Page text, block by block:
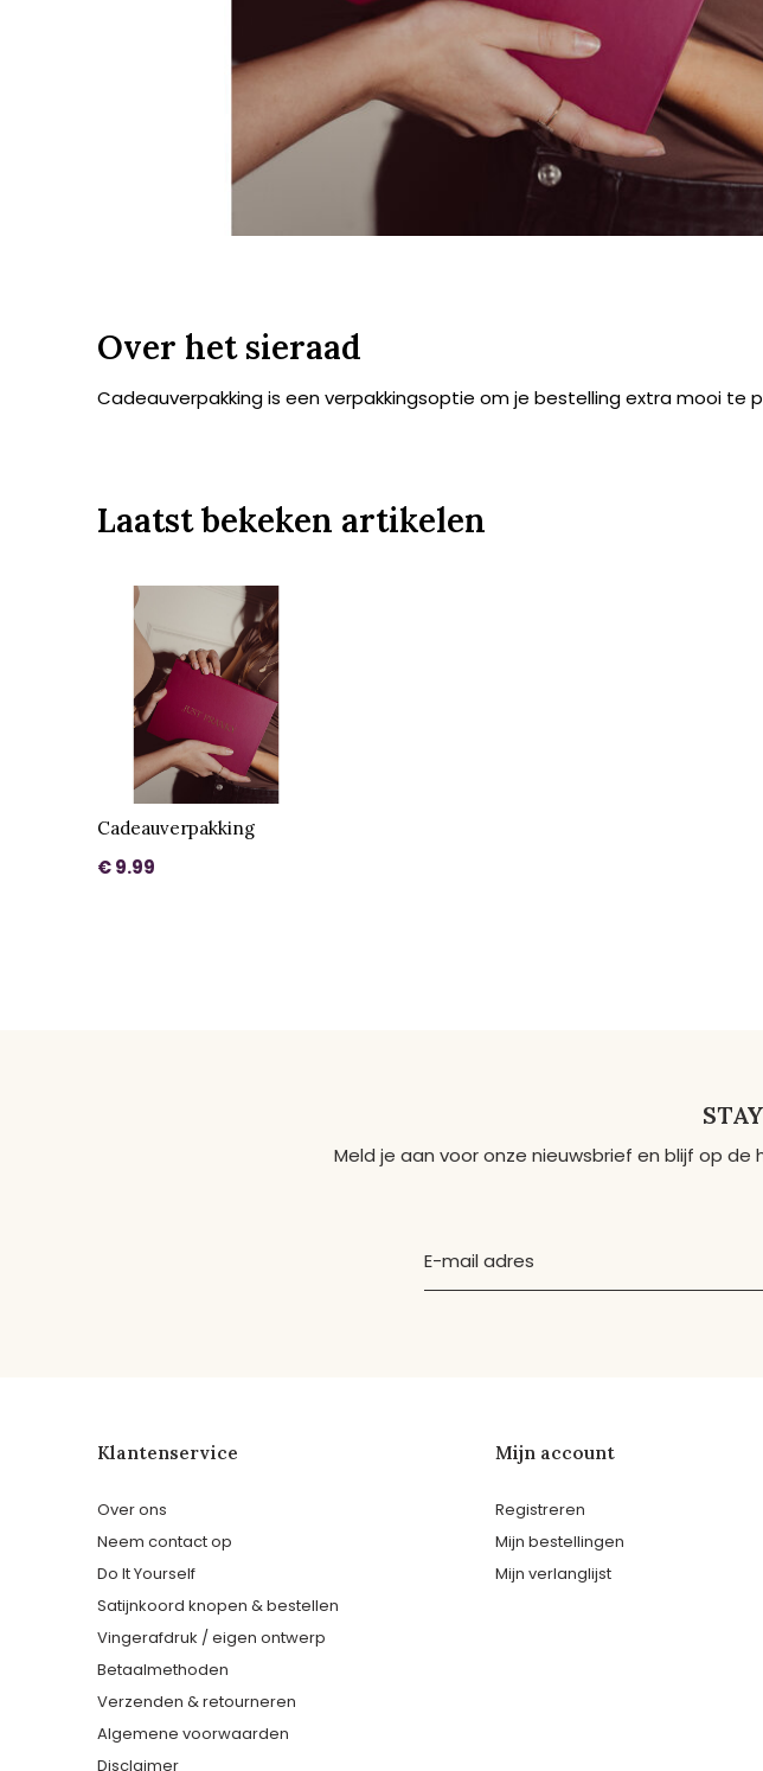
Over het sieraad
Cadeauverpakking is een verpakkingsoptie om je bestelling extra mooi te
Laatst bekeken artikelen
Cadeauverpakking
€ 9.99
Meld je aan voor onze nieuwsbrief en blijf op
Klantenservice
Over ons
Neem contact op
Do It Yourself
Satijnkoord knopen & bestellen
Vingerafdruk / eigen ontwerp
Betaalmethoden
Verzenden & retourneren
Algemene voorwaarden
Disclaimer
Mijn account
Registreren
Mijn bestellingen
Mijn verlanglijst